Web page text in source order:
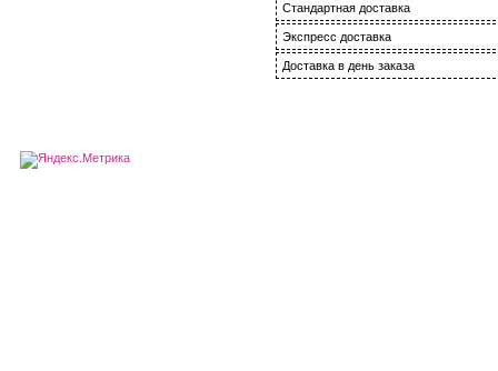
Стандартная доставка
Экспресс доставка
Доставка в день заказа